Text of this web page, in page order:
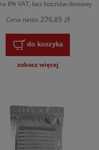
8% VAT, bez kosztów dostawy
Cena netto: 276,85 zł
do koszyka
zobacz więcej